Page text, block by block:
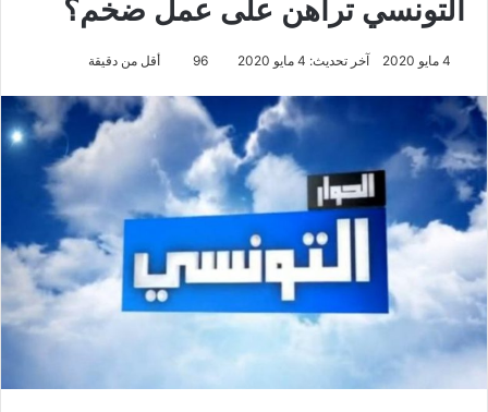
التونسي تراهن على عمل ضخم؟
4 مايو 2020 آخر تحديث: 4 مايو 2020 96 أقل من دقيقة